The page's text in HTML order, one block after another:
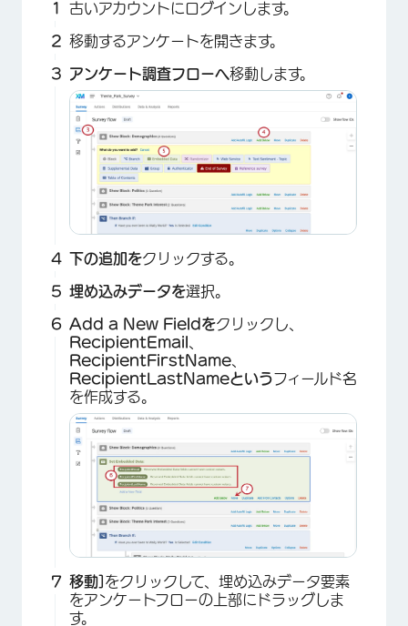
古いアカウントにログインします。
移動するアンケートを開きます。
アンケート調査フローへ移動します。
下の追加をクリックする。
埋め込みデータを選択。
Add a New Fieldをクリックし、
RecipientEmail
RecipientFirstName
RecipientLastNameというフィールド名
を作成する。
移動] をクリックして、埋め込みデータ要素
をアンケートフローの上部にドラッグしま
す。